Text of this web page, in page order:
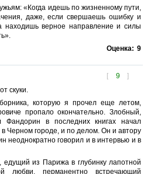
«Когда идешь по жизненному пути,
даже, если свершаешь ошибку и
находишь верное направление и силы
Оценка: 9
[ 9 ]
скуки.
которую я прочел еще летом,
пропало окончательно. Злобный,
Фандорин в последних книгах начал
Черном городе, и по делом. Он и автору
неоднократно говорил и в интервью и в
из Парижа в глубинку лапотной
любви, перманентно встречающий